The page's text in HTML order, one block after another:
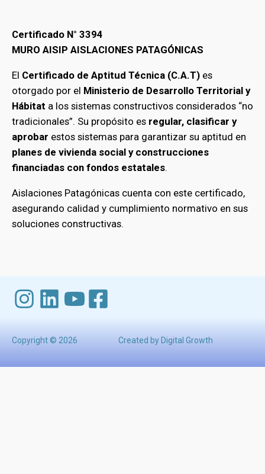
Certificado N° 3394
MURO AISIP AISLACIONES PATAGÓNICAS
El Certificado de Aptitud Técnica (C.A.T) es
otorgado por el Ministerio de Desarrollo Territorial y
Hábitat a los sistemas constructivos considerados “no
tradicionales”. Su propósito es regular, clasificar y
aprobar estos sistemas para garantizar su aptitud en
planes de vivienda social y construcciones
financiadas con fondos estatales.
Aislaciones Patagónicas cuenta con este certificado,
asegurando calidad y cumplimiento normativo en sus
soluciones constructivas.
Copyright © 2026 Created by Digital Growth